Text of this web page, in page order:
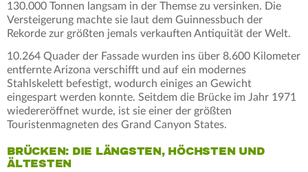
130.000 Tonnen langsam in der Themse zu versinken. Die
Versteigerung machte sie laut dem Guinnessbuch der
Rekorde zur größten jemals verkauften Antiquität der Welt.
10.264 Quader der Fassade wurden ins über 8.600 Kilometer
entfernte Arizona verschifft und auf ein modernes
Stahlskelett befestigt, wodurch einiges an Gewicht
eingespart werden konnte. Seitdem die Brücke im Jahr 1971
wiedereröffnet wurde, ist sie einer der größten
Touristenmagneten des Grand Canyon States.
BRÜCKEN: DIE LÄNGSTEN, HÖCHSTEN UND
ÄLTESTEN